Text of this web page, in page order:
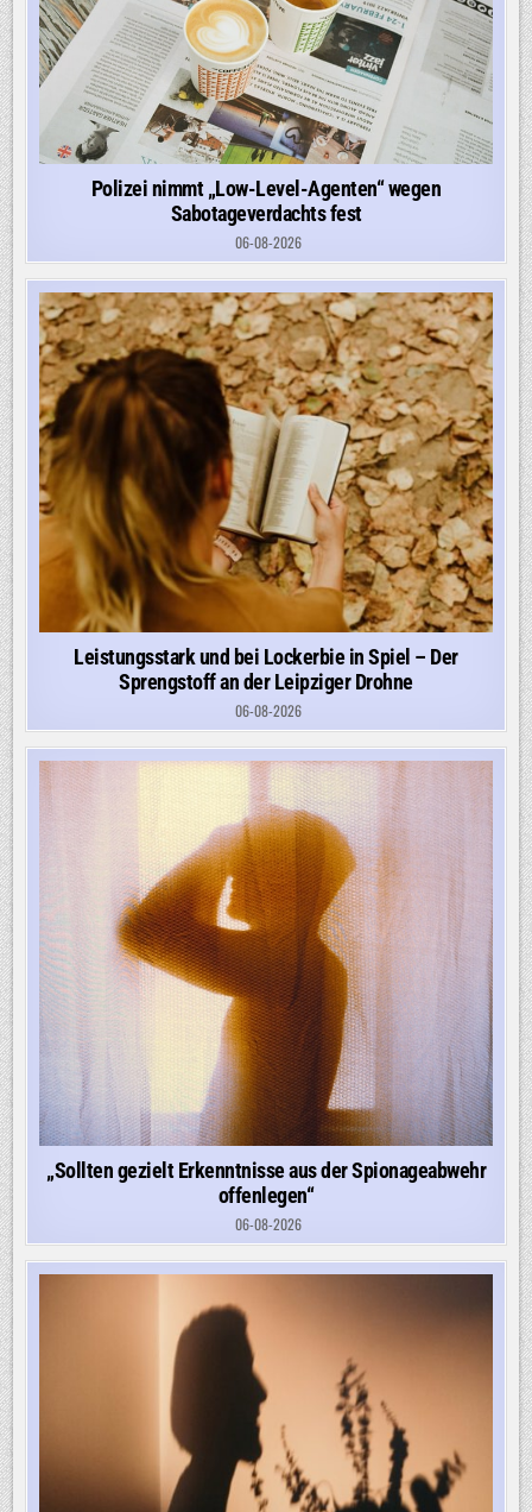
Polizei nimmt „Low-Level-Agenten“ wegen
Sabotageverdachts fest
06-08-2026
Leistungsstark und bei Lockerbie in Spiel – Der
Sprengstoff an der Leipziger Drohne
06-08-2026
„Sollten gezielt Erkenntnisse aus der Spionageabwehr
offenlegen“
06-08-2026